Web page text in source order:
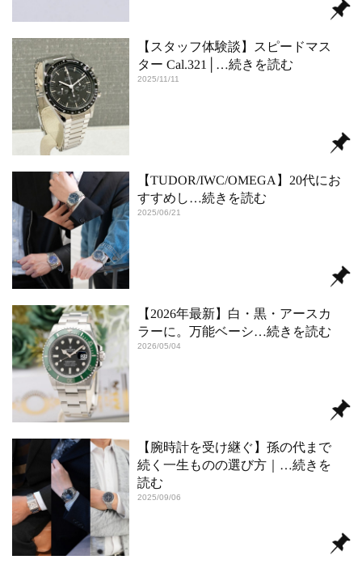
【スタッフ体験談】スピードマス
ター Cal.321│ …続きを読む
2025/11/11
【TUDOR/IWC/OMEGA】20代にお
すすめし…続きを読む
2025/06/21
【2026年最新】白・黒・アースカ
ラーに。万能ベーシ…続きを読む
2026/05/04
【腕時計を受け継ぐ】孫の代まで
続く一生ものの選び方｜ …続きを
読む
2025/09/06